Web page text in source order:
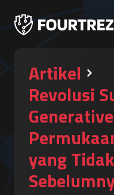
Artikel
Revolusi
yang